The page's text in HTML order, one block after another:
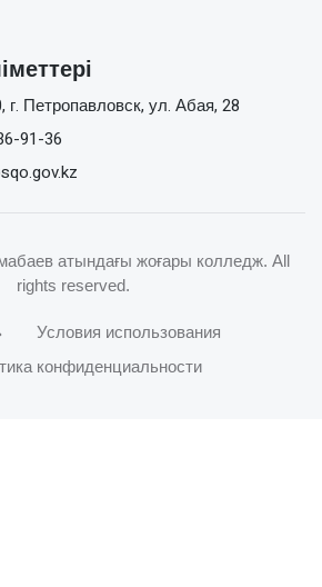
г. Петропавловск, ул. Абая, 28
91-36
атындағы жоғары колледж. All
rights reserved.
Условия использования
конфиденциальности